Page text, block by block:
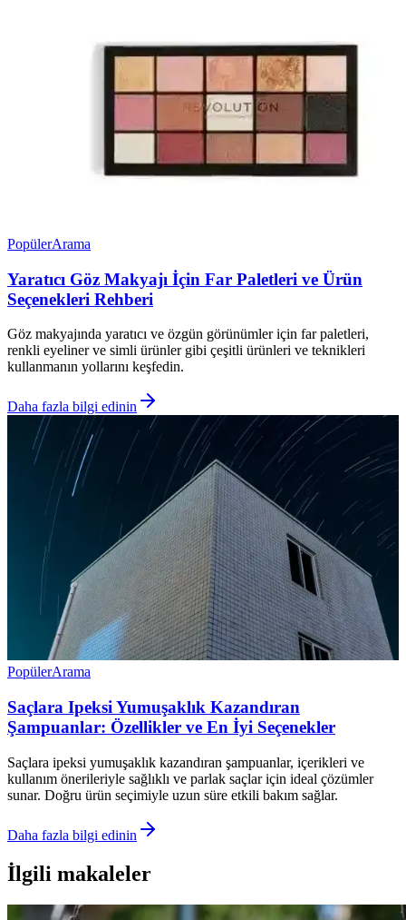
PopülerArama
Yaratıcı Göz Makyajı İçin Far Paletleri ve Ürün
Seçenekleri Rehberi
Göz makyajında yaratıcı ve özgün görünümler için far paletleri,
renkli eyeliner ve simli ürünler gibi çeşitli ürünleri ve teknikleri
kullanmanın yollarını keşfedin.
Daha fazla bilgi edinin
PopülerArama
Saçlara Ipeksi Yumuşaklık Kazandıran
Şampuanlar: Özellikler ve En İyi Seçenekler
Saçlara ipeksi yumuşaklık kazandıran şampuanlar, içerikleri ve
kullanım önerileriyle sağlıklı ve parlak saçlar için ideal çözümler
sunar. Doğru ürün seçimiyle uzun süre etkili bakım sağlar.
Daha fazla bilgi edinin
İlgili makaleler